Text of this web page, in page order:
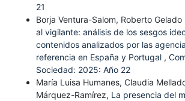
21
Borja Ventura-Salom, Roberto Gelado
al vigilante: análisis de los sesgos
contenidos analizados por las
referencia en España y Portugal ,
Sociedad: 2025: Año 22
María Luisa Humanes, Claudia
Márquez-Ramírez, La presencia del